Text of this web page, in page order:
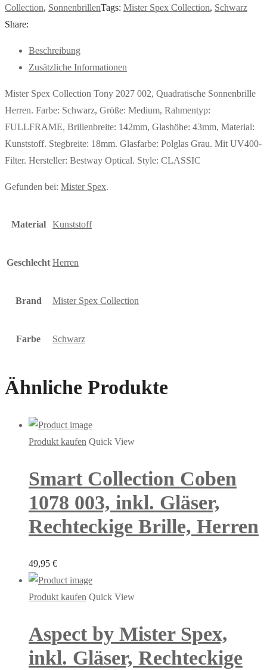
Collection, SonnenbrillenTags: Mister Spex Collection, Schwarz
Share:
Beschreibung
Zusätzliche Informationen
Mister Spex Collection Tony 2027 002, Quadratische Sonnenbrille
Herren. Farbe: Schwarz, Größe: Medium, Rahmentyp:
FULLFRAME, Brillenbreite: 142mm, Glashöhe: 43mm, Material:
Kunststoff. Stegbreite: 18mm. Glasfarbe: Polglas Grau. Mit UV400-
Filter. Hersteller: Bestway Optical. Style: CLASSIC
Gefunden bei: Mister Spex.
Material Kunststoff
Geschlecht Herren
Brand Mister Spex Collection
Farbe Schwarz
Ähnliche Produkte
Produkt kaufen Quick View
Smart Collection Coben
1078 003, inkl. Gläser,
Rechteckige Brille, Herren
49,95 €
Produkt kaufen Quick View
Aspect by Mister Spex,
inkl. Gläser, Rechteckige